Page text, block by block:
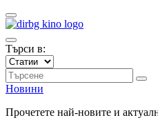
Търси в:
Новини
Прочетете най-новите и